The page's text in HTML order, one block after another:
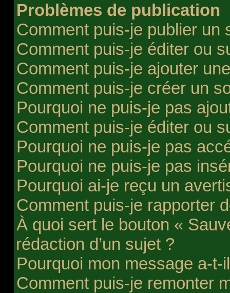
Problèmes de publication
Comment puis-je publier un
Comment puis-je éditer ou
Comment puis-je ajouter
Comment puis-je créer un
Pourquoi ne puis-je pas
Comment puis-je éditer ou
Pourquoi ne puis-je pas
Pourquoi ne puis-je pas
Pourquoi ai-je reçu un
Comment puis-je rapporter
À quoi sert le bouton «
rédaction d’un sujet ?
Pourquoi mon message a-t-
Comment puis-je remonter